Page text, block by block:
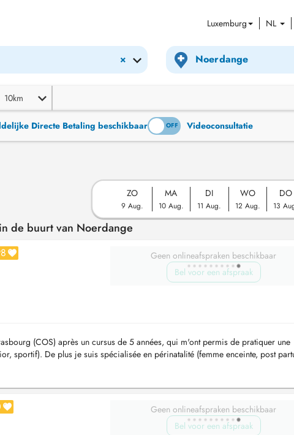
Luxemburg NL
×
10km
Directe Betaling beschikbaar
ON OFF Videoconsultatie
ZO
9 Aug.
MA
10 Aug.
DI
11 Aug.
WO
12 Aug.
DO
13
de buurt van Noerdange
Geen onlineafspraken beschikbaar
Bel voor een afspraak
(COS) après un cursus de 5 années, qui m'ont permis de pratiquer une
sportif). De plus je suis spécialisée en périnatalité (femme enceinte, post
Geen onlineafspraken beschikbaar
Bel voor een afspraak